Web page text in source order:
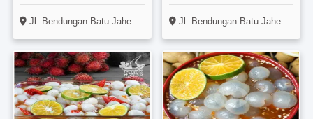
Jl. Bendungan Batu Jahe No. 11, Lowokwaru, Malang Jl. Bendungan Batu Jahe No. 11, Lowokwaru, Malang